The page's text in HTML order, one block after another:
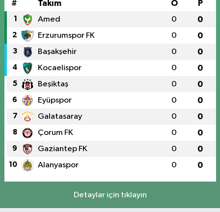
# Takım O P
1 Amed 0 0
2 Erzurumspor FK 0 0
3 Başakşehir 0 0
4 Kocaelispor 0 0
5 Beşiktaş 0 0
6 Eyüpspor 0 0
7 Galatasaray 0 0
8 Çorum FK 0 0
9 Gaziantep FK 0 0
10 Alanyaspor 0 0
Detaylar için tıklayın